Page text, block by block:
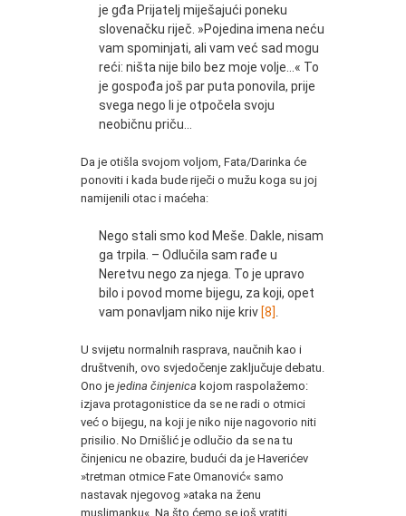
je gđa Prijatelj miješajući poneku
slovenačku riječ. »Pojedina imena neću
vam spominjati, ali vam već sad mogu
reći: ništa nije bilo bez moje volje…« To
je gospođa još par puta ponovila, prije
svega nego li je otpočela svoju
neobičnu priču…
Da je otišla svojom voljom, Fata/Darinka će
ponoviti i kada bude riječi o mužu koga su joj
namijenili otac i maćeha:
Nego stali smo kod Meše. Dakle, nisam
ga trpila. – Odlučila sam rađe u
Neretvu nego za njega. To je upravo
bilo i povod mome bijegu, za koji, opet
vam ponavljam niko nije kriv [8] .
U svijetu normalnih rasprava, naučnih kao i
društvenih, ovo svjedočenje zaključuje debatu.
Ono je jedina činjenica kojom raspolažemo:
izjava protagonistice da se ne radi o otmici
već o bijegu, na koji je niko nije nagovorio niti
prisilio. No Drnišlić je odlučio da se na tu
činjenicu ne obazire, budući da je Haverićev
»tretman otmice Fate Omanović« samo
nastavak njegovog »ataka na ženu
muslimanku«. Na što ćemo se još vratiti…